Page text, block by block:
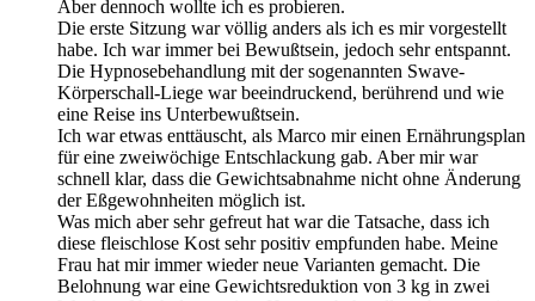
Aber dennoch wollte ich es probieren.
Die erste Sitzung war völlig anders als ich es mir vorgestellt
habe. Ich war immer bei Bewußtsein, jedoch sehr entspannt.
Die Hypnosebehandlung mit der sogenannten Swave-
Körperschall-Liege war beeindruckend, berührend und wie
eine Reise ins Unterbewußtsein.
Ich war etwas enttäuscht, als Marco mir einen Ernährungsplan
für eine zweiwöchige Entschlackung gab. Aber mir war
schnell klar, dass die Gewichtsabnahme nicht ohne Änderung
der Eßgewohnheiten möglich ist.
Was mich aber sehr gefreut hat war die Tatsache, dass ich
diese fleischlose Kost sehr positiv empfunden habe. Meine
Frau hat mir immer wieder neue Varianten gemacht. Die
Belohnung war eine Gewichtsreduktion von 3 kg in zwei